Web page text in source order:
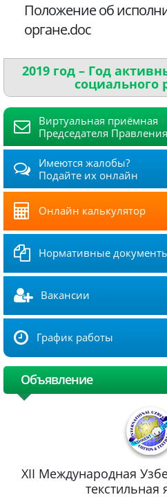
Положение об
органе.doc
2019 год – Год
социального
Виртуальная приёмная
Председателя Правления
Имеются жалобы?
Подайте их онлайн
Онлайн калькулятор
Нормативные
Вакансии
График работы
Объявление
XII Международная
текстильная